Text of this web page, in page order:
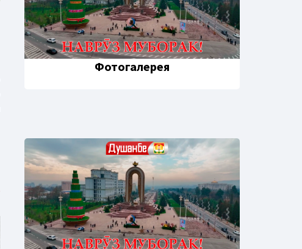
Фотогалерея